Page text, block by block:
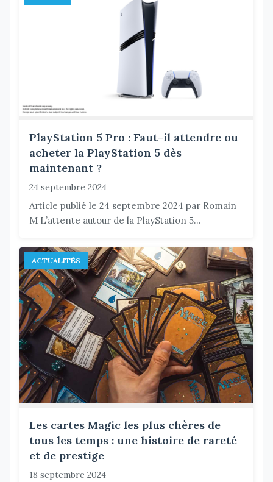
PlayStation 5 Pro : Faut-il attendre ou
acheter la PlayStation 5 dès
maintenant ?
24 septembre 2024
Article publié le 24 septembre 2024 par Romain
M L’attente autour de la PlayStation 5...
ACTUALITÉS
Les cartes Magic les plus chères de
tous les temps : une histoire de rareté
et de prestige
18 septembre 2024